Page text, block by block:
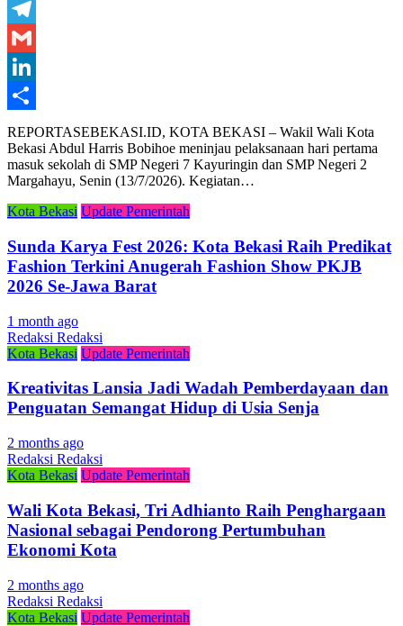
WhatsApp
Telegram
Gmail
LinkedIn
Share
REPORTASEBEKASI.ID, KOTA BEKASI – Wakil Wali Kota
Bekasi Abdul Harris Bobihoe meninjau pelaksanaan hari pertama
masuk sekolah di SMP Negeri 7 Kayuringin dan SMP Negeri 2
Margahayu, Senin (13/7/2026). Kegiatan…
Kota Bekasi Update Pemerintah
Sunda Karya Fest 2026: Kota Bekasi Raih Predikat
Fashion Terkini Anugerah Fashion Show PKJB
2026 Se-Jawa Barat
1 month ago
Redaksi Redaksi
Kota Bekasi Update Pemerintah
Kreativitas Lansia Jadi Wadah Pemberdayaan dan
Penguatan Semangat Hidup di Usia Senja
2 months ago
Redaksi Redaksi
Kota Bekasi Update Pemerintah
Wali Kota Bekasi, Tri Adhianto Raih Penghargaan
Nasional sebagai Pendorong Pertumbuhan
Ekonomi Kota
2 months ago
Redaksi Redaksi
Kota Bekasi Update Pemerintah